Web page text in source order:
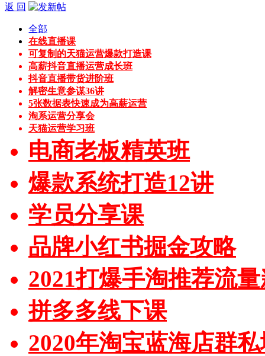
返 回
全部
在线直播课
可复制的天猫运营爆款打造课
高薪抖音直播运营成长班
抖音直播带货进阶班
解密生意参谋36讲
5张数据表快速成为高薪运营
淘系运营分享会
天猫运营学习班
电商老板精英班
爆款系统打造12讲
学员分享课
品牌小红书掘金攻略
2021打爆手淘推荐流
拼多多线下课
2020年淘宝蓝海店群